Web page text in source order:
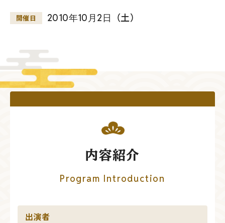
開催日 2010年10 月 2日 （土）
内容紹介
Program Introduction
出演者